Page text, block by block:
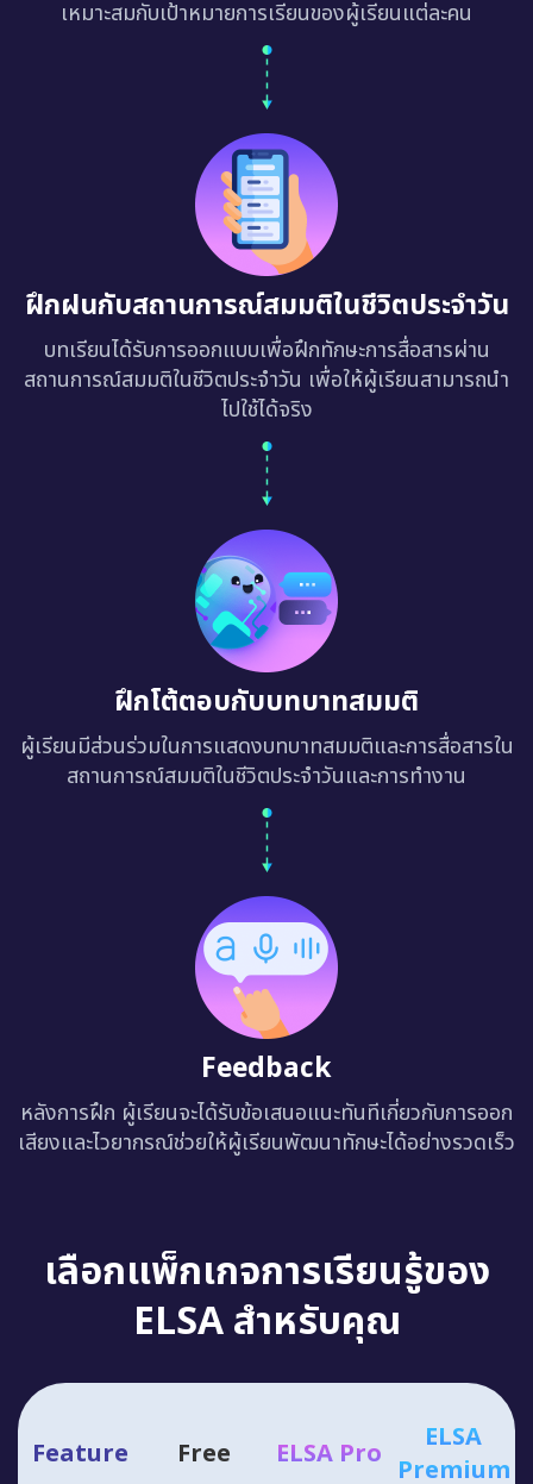
ฝึกฝนกับสถานการณ์สมมติในชีวิตประจำวัน
บทเรียนได้รับการออกแบบเพื่อฝึกทักษะการสื่อสารผ่าน
สถานการณ์สมมติในชีวิตประจำวัน เพื่อให้ผู้เรียนสามารถนำ
ไปใช้ได้จริง
ฝึกโต้ตอบกับบทบาทสมมติ
ผู้เรียนมีส่วนร่วมในการแสดงบทบาทสมมติและการสื่อสารใน
สถานการณ์สมมติในชีวิตประจำวันและการทำงาน
Feedback
หลังการฝึก ผู้เรียนจะได้รับข้อเสนอแนะทันทีเกี่ยวกับการออก
เสียงและไวยากรณ์ช่วยให้ผู้เรียนพัฒนาทักษะได้อย่างรวดเร็ว
เลือกแพ็กเกจการเรียนรู้ของ
ELSA สำหรับคุณ
Premium